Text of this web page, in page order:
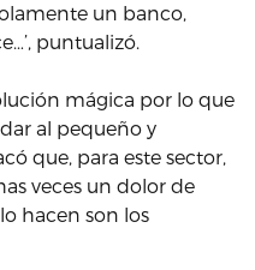
un banco,
puntualizó.
mágica por lo que
al pequeño y
que, para este sector,
veces un dolor de
hacen son los